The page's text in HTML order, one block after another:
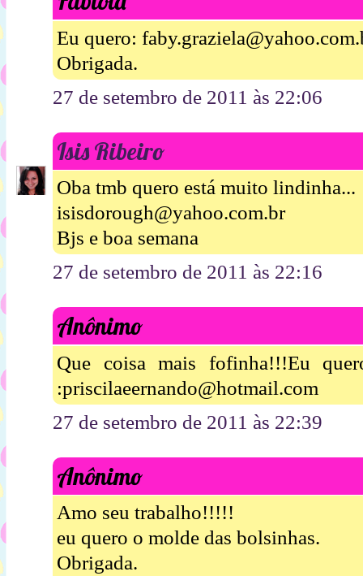
Eu quero:
Obrigada.
27 de setembro de 2011 às 22:06
Isis Ribeiro
Oba tmb quero está muito lindinha...
isisdorough@yahoo.com.br
Bjs e boa semana
27 de setembro de 2011 às 22:16
Anônimo
Que coisa mais fofinha!!!Eu
:priscilaeernando@hotmail.com
27 de setembro de 2011 às 22:39
Anônimo
Amo seu trabalho!!!!!
eu quero o molde das bolsinhas.
Obrigada.